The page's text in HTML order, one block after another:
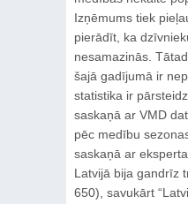
Izņēmums tiek
pierādīt, ka
nesamazinās.
šajā gadījumā ir
statistika ir
saskaņā ar VMD
pēc medību
saskaņā ar
Latvijā bija gandrīz
650), savukārt